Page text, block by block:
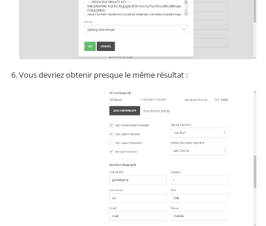
Vous devriez obtenir presque le même résultat :